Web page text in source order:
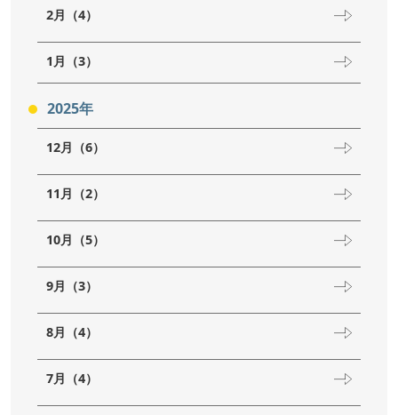
2月（4）
1月（3）
2025年
12月（6）
11月（2）
10月（5）
9月（3）
8月（4）
7月（4）